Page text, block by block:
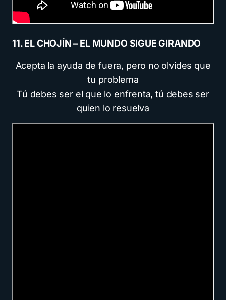
11. EL CHOJÍN – EL MUNDO SIGUE GIRANDO
Acepta la ayuda de fuera, pero no olvides que
tu problema
Tú debes ser el que lo enfrenta, tú debes ser
quien lo resuelva